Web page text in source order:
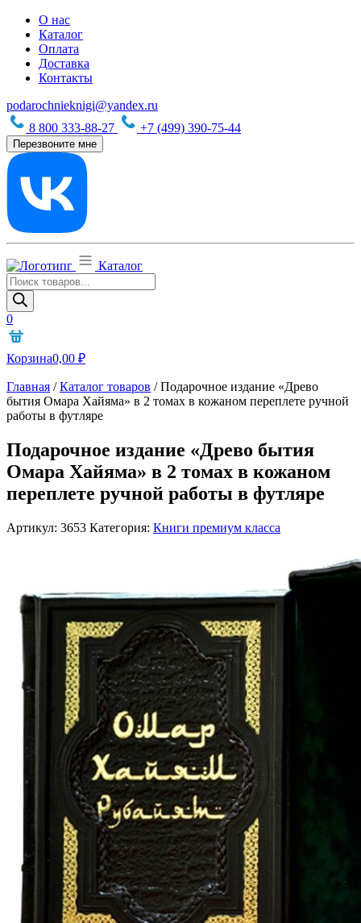
О нас
Каталог
Оплата
Доставка
Контакты
podarochnieknigi@yandex.ru
8 800 333-88-27
+7 (499) 390-75-44
Перезвоните мне
Каталог
Поиск
товаров
0
Корзина0,00 ₽
Главная /Каталог товаров /Подарочное издание «Древо
бытия Омара Хайяма» в 2 томах в кожаном переплете ручной
работы в футляре
Подарочное издание «Древо бытия
Омара Хайяма» в 2 томах в кожаном
переплете ручной работы в футляре
Артикул: 3653 Категория: Книги премиум класса